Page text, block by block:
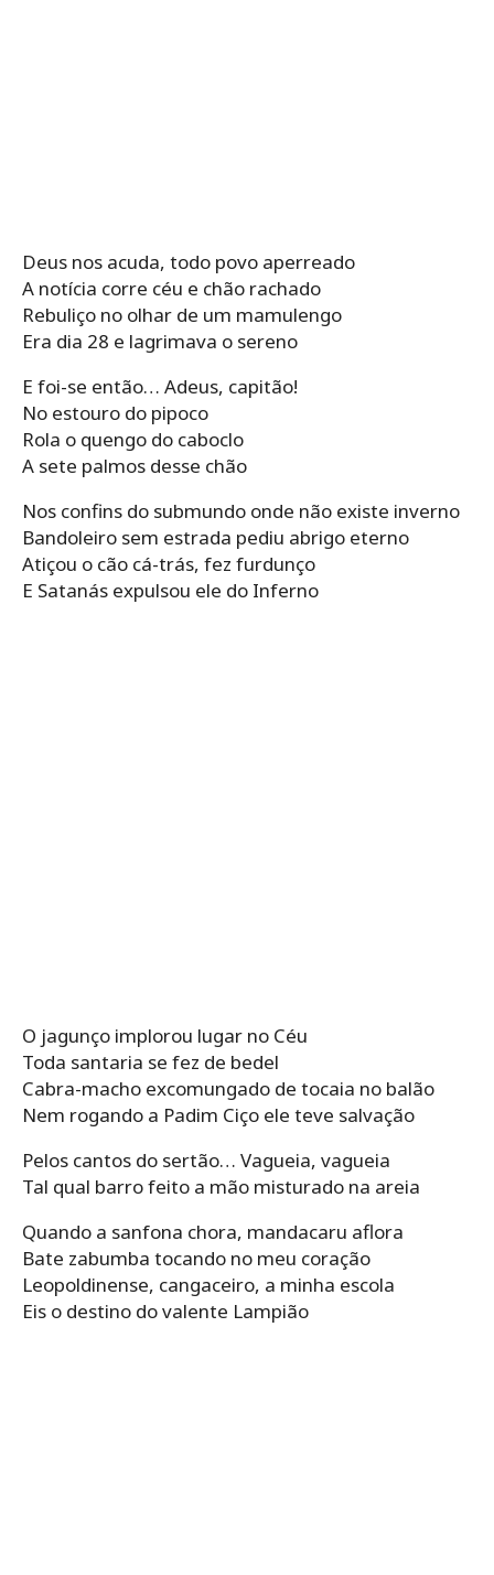
Deus nos acuda, todo povo aperreado
A notícia corre céu e chão rachado
Rebuliço no olhar de um mamulengo
Era dia 28 e lagrimava o sereno
E foi-se então… Adeus, capitão!
No estouro do pipoco
Rola o quengo do caboclo
A sete palmos desse chão
Nos confins do submundo onde não existe inverno
Bandoleiro sem estrada pediu abrigo eterno
Atiçou o cão cá-trás, fez furdunço
E Satanás expulsou ele do Inferno
O jagunço implorou lugar no Céu
Toda santaria se fez de bedel
Cabra-macho excomungado de tocaia no balão
Nem rogando a Padim Ciço ele teve salvação
Pelos cantos do sertão… Vagueia, vagueia
Tal qual barro feito a mão misturado na areia
Quando a sanfona chora, mandacaru aflora
Bate zabumba tocando no meu coração
Leopoldinense, cangaceiro, a minha escola
Eis o destino do valente Lampião